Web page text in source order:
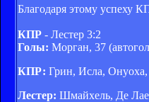
Благодаря этому успеху
КПР - Лестер 3:2
Голы: Морган, 37
КПР: Грин, Исла,
Лестер: Шмайхель, Де